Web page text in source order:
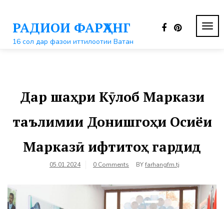
контентуРАДИОИ ФАРҲАНГ
16 сол дар фазои иттилоотии Ватан
Дар шаҳри Кӯлоб Маркази
таълимии Донишгоҳи Осиёи
Марказӣ ифтитоҳ гардид
05.01.2024 0 Comments BYfarhangfm.tj